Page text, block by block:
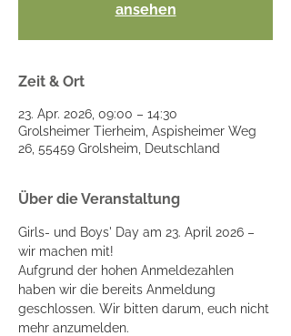
ansehen
Zeit & Ort
23. Apr. 2026, 09:00 – 14:30
Grolsheimer Tierheim, Aspisheimer Weg
26, 55459 Grolsheim, Deutschland
Über die Veranstaltung
Girls- und Boys' Day am 23. April 2026 –
wir machen mit!
Aufgrund der hohen Anmeldezahlen
haben wir die bereits Anmeldung
geschlossen. Wir bitten darum, euch nicht
mehr anzumelden.